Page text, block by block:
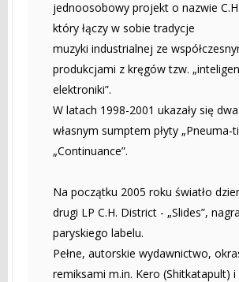
jednoosobowy projekt o nazwie
który łączy w sobie tradycje
muzyki industrialnej ze
produkcjami z kręgów tzw.
elektroniki”.
W latach 1998-2001 ukazały się
własnym sumptem płyty „Pneuma-
„Continuance”.
Na początku 2005 roku światło
drugi LP C.H. District - „Slides”,
paryskiego labelu.
Pełne, autorskie wydawnictwo,
remiksami m.in. Kero (Shitkatapult)